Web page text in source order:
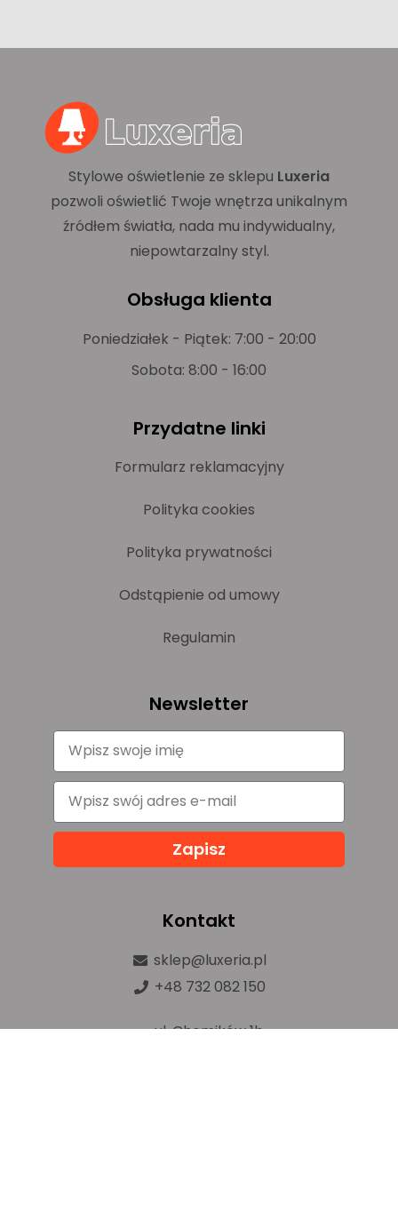
Stylowe oświetlenie ze sklepu Luxeria
pozwoli oświetlić Twoje wnętrza unikalnym
źródłem światła, nada mu indywidualny,
niepowtarzalny styl.
Obsługa klienta
Poniedziałek - Piątek: 7:00 - 20:00
Sobota: 8:00 - 16:00
Przydatne linki
Formularz reklamacyjny
Polityka cookies
Polityka prywatności
Odstąpienie od umowy
Regulamin
Newsletter
Zapisz
Kontakt
sklep@luxeria.pl
+48 732 082 150
ul. Chemików 1b,